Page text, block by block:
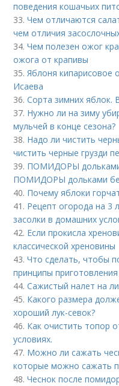
поведения кошачьих
33.Чем отличаются
чем отличия
34.Чем полезен ожог
ожога от крапивы
35.Яблоня кипарисовое
Исаева
36.Сорта зимних яблок.
37. Нужно ли на зиму
мульчей в конце сезона?
38. Надо ли чистить
чистить черные грузди
39. ПОМИДОРЫ дольками
ПОМИДОРЫ дольками
40. Почему яблоки
41. Рецепт огорода на 3
засолки в домашних
42. Если прокисла
классической хреновины
43.Что сделать, чтобы
принципы
44.Сажистый налет на
45. Какого размера
хороший лук-севок?
46. Как очистить топор
условиях.
47. Можно ли сажать
которые можно сажать
48.Чеснок после